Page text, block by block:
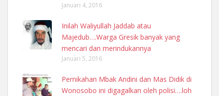
Januari 4, 2016
Inilah Waliyullah Jaddab atau
Majedub….Warga Gresik banyak yang
mencari dan merindukannya
Januari 5, 2016
Pernikahan Mbak Andini dan Mas Didik di
Wonosobo ini digagalkan oleh polisi….loh